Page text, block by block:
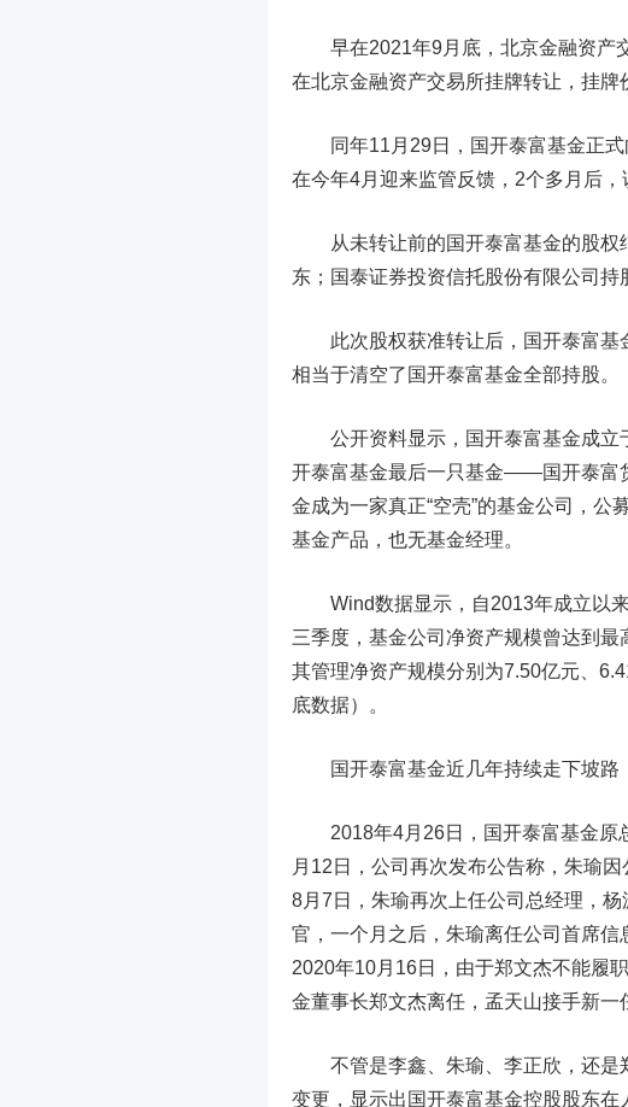
早在2021年9月底，北京金融资产交
在北京金融资产交易所挂牌转让，挂牌
同年11月29日，国开泰富基金正式
在今年4月迎来监管反馈，2个多月后，
从未转让前的国开泰富基金的股权
东；国泰证券投资信托股份有限公司持
此次股权获准转让后，国开泰富基
相当于清空了国开泰富基金全部持股。
公开资料显示，国开泰富基金成立
开泰富基金最后一只基金——国开泰富
金成为一家真正“空壳”的基金公司，
基金产品，也无基金经理。
Wind数据显示，自2013年成立以来
三季度，基金公司净资产规模曾达到
其管理净资产规模分别为7.50亿元、
底数据）。
国开泰富基金近几年持续走下坡路
2018年4月26日，国开泰富基金原
月12日，公司再次发布公告称，朱瑜
8月7日，朱瑜再次上任公司总经理，
官，一个月之后，朱瑜离任公司首席信
2020年10月16日，由于郑文杰不能履
金董事长郑文杰离任，孟天山接手新一
不管是李鑫、朱瑜、李正欣，还是
变更，显示出国开泰富基金控股股东在